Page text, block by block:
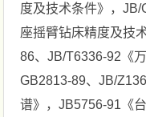
度及技术条件》，
座摇臂钻床精度及技
86、JB/T6336-92《
GB2813-89、JB/
谱》，JB5756-91《